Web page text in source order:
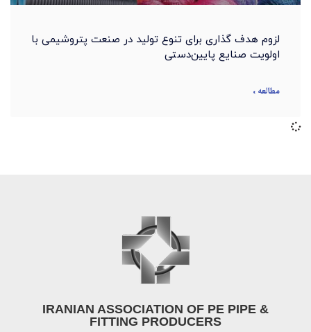
لزوم هدف گذاری برای تنوع تولید در صنعت پتروشیمی با
اولویت صنایع ​پایین‌دستی
مطالعه »
IRANIAN ASSOCIATION OF PE PIPE &
FITTING PRODUCERS